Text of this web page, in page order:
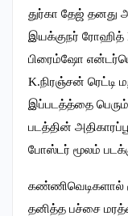
துர்கா தேஜ் தனது
இயக்குநர் ரோஹித்
பிரைம்ஷோ
K.நிரஞ்சன் ரெட்டி
இப்படத்த்தை
படத்தின்
போஸ்டர் மூலம்
கண்ணிவெடிகளால்
தனித்த பச்சை